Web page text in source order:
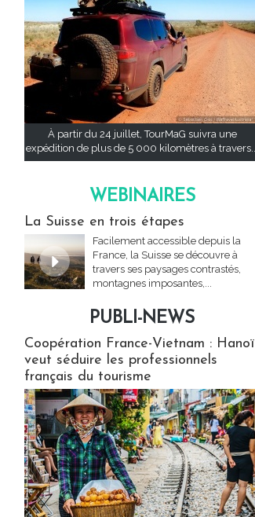
À partir du 24 juillet, TourMaG suivra une
expédition de plus de 5 000 kilomètres à travers...
WEBINAIRES
La Suisse en trois étapes
Facilement accessible depuis la
France, la Suisse se découvre à
travers ses paysages contrastés,
montagnes imposantes,...
PUBLI-NEWS
Coopération France-Vietnam : Hanoï
veut séduire les professionnels
français du tourisme